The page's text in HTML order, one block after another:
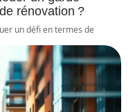
rénovation ?
un défi en termes de